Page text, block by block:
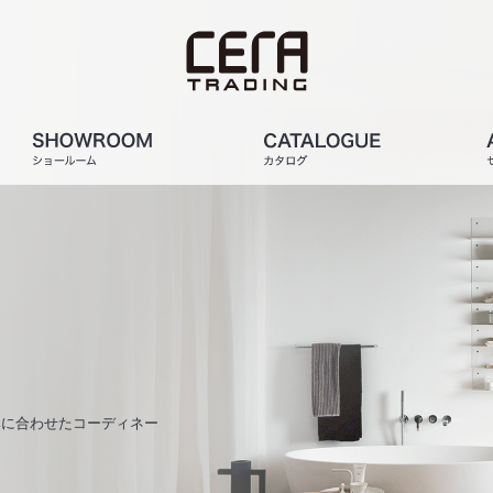
合わせたコーディネー